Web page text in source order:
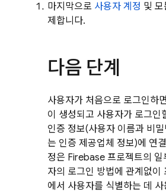
마지막으로 사용자 계정 및
제합니다.
다음 단계
사용자가 처음으로 로그인하
이 생성되고 사용자가 로그인
인증 정보(사용자 이름과 비
는 인증 제공업체 정보)에 연
정은 Firebase 프로젝트의 일
자의 로그인 방법에 관계없이
에서 사용자를 식별하는 데